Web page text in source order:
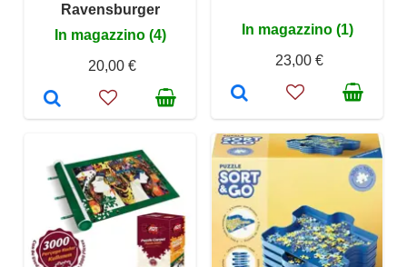
Ravensburger
In magazzino (4)
20,00 €
In magazzino (1)
23,00 €